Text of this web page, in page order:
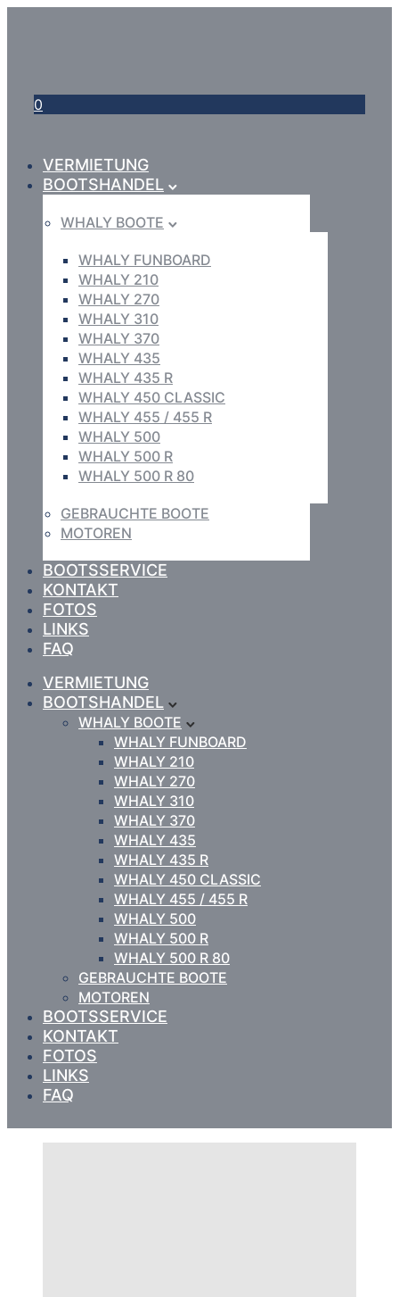
0
VERMIETUNG
BOOTSHANDEL
WHALY BOOTE
WHALY FUNBOARD
WHALY 210
WHALY 270
WHALY 310
WHALY 370
WHALY 435
WHALY 435 R
WHALY 450 CLASSIC
WHALY 455 / 455 R
WHALY 500
WHALY 500 R
WHALY 500 R 80
GEBRAUCHTE BOOTE
MOTOREN
BOOTSSERVICE
KONTAKT
FOTOS
LINKS
FAQ
VERMIETUNG
BOOTSHANDEL
WHALY BOOTE
WHALY FUNBOARD
WHALY 210
WHALY 270
WHALY 310
WHALY 370
WHALY 435
WHALY 435 R
WHALY 450 CLASSIC
WHALY 455 / 455 R
WHALY 500
WHALY 500 R
WHALY 500 R 80
GEBRAUCHTE BOOTE
MOTOREN
BOOTSSERVICE
KONTAKT
FOTOS
LINKS
FAQ